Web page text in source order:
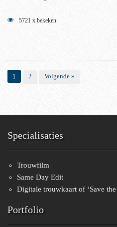
5721 x bekeken
1 2 Volgende »
Specialisaties
Trouwfilm
Same Day Edit
Digitale trouwkaart of ‘Save the
Portfolio